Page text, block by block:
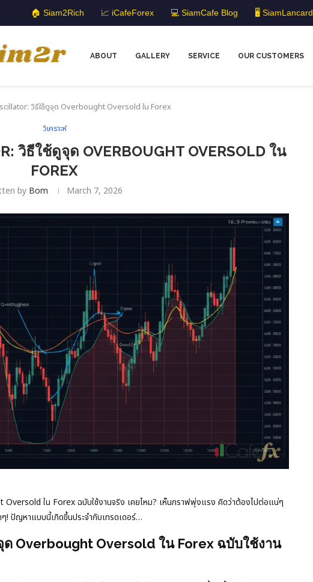
🏠 Siam2Rich 📈 iCafeForex 💻 SiamCafe Blog 🖥️ SiamLancard
ABOUT GALLERY SERVICE OUR CUSTOMERS
วิธีใช้ดูจุด Overbought Oversold ใน Forex
วิเคราะห์
วิธีใช้ดูจุด OVERBOUGHT OVERSOLD ใน
FOREX
by Bom March 7, 2026
ใน Forex ฉบับใช้งานจริง เคยไหม? เห็นกราฟพุ่งแรง คิดว่าต้องไปต่อแน่ๆ
! ปัญหาแบบนี้เกิดขึ้นประจำกับเทรดเดอร์…
Overbought Oversold ใน Forex ฉบับใช้งาน